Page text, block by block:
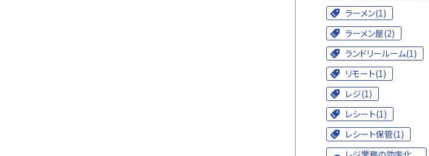
ラーメン(1)
ラーメン屋(2)
ランドリールーム(1)
リモート(1)
レジ(1)
レシート(1)
レシート保管(1)